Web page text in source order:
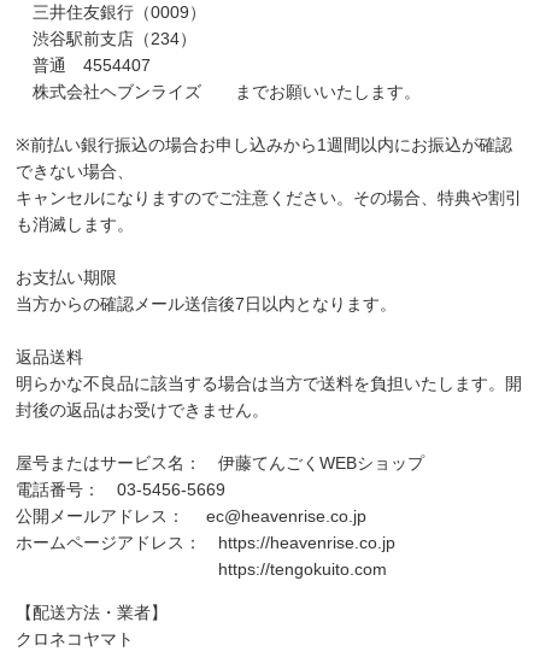
三井住友銀行（0009）
渋谷駅前支店（234）
普通 4554407
株式会社ヘブンライズ までお願いいたします。
※前払い銀行振込の場合お申し込みから1週間以内にお振込が確認
できない場合、
キャンセルになりますのでご注意ください。その場合、特典や割引
も消滅します。
お支払い期限
当方からの確認メール送信後7日以内となります。
返品送料
明らかな不良品に該当する場合は当方で送料を負担いたします。開
封後の返品はお受けできません。
屋号またはサービス名： 伊藤てんごくWEBショップ
電話番号： 03-5456-5669
公開メールアドレス：ec@heavenrise.co.jp
ホームページアドレス： https://heavenrise.co.jp
https://tengokuito.com
【配送方法・業者】
クロネコヤマト